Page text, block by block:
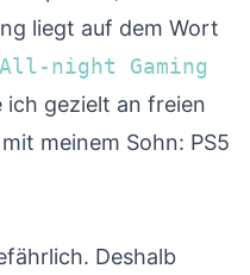
liegt auf dem Wort
All-night Gaming
ich gezielt an freien
meinem Sohn: PS5
Deshalb